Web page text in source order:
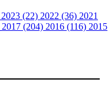
2023 (22) 2022 (36) 2021
2017 (204) 2016 (116) 2015